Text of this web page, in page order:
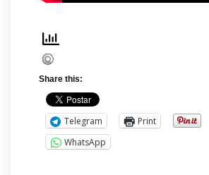
Share this:
Telegram Print
WhatsApp